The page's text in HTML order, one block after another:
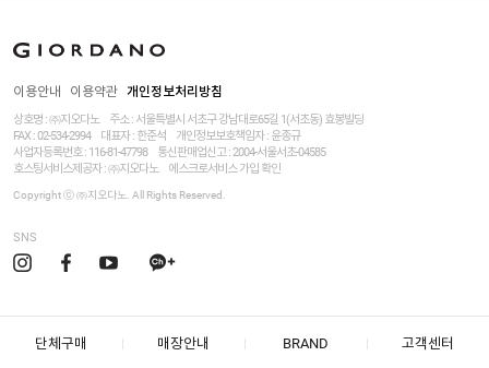
이용안내 이용약관 개인정보처리방침
상호명 : ㈜지오다노
주소 : 서울특별시 서초구 강남대로65길 1(서초동) 효봉빌딩
FAX : 02-534-2994
대표자 : 한준석 개인정보보호책임자 : 윤종규
사업자등록번호 : 116-81-47798
통신판매업신고 : 2004-서울서초-04585
호스팅서비스제공자 : ㈜지오다노
에스크로서비스 가입 확인
Copyright ⓒ ㈜지오다노. All Rights Reserved.
SNS
단체구매 매장안내 BRAND 고객센터